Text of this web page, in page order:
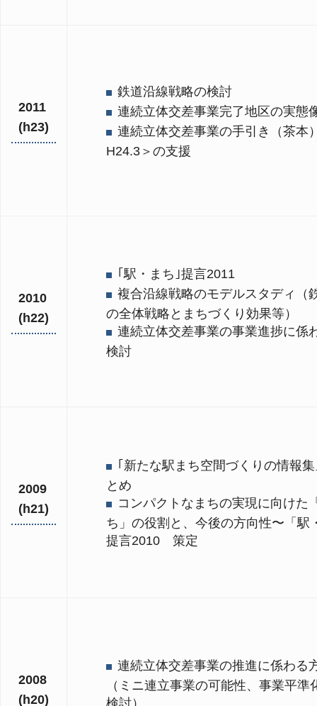
2011
(h23)
鉄道沿線戦略の検討
連続立体交差事業完了地区の実態
連続立体交差事業の手引き（茶本
H24.3＞の支援
2010
(h22)
｢駅・まち｣提言2011
複合沿線戦略のモデルスタディ（
の全体戦略とまちづくり効果等）
連続立体交差事業の事業進捗に係
検討
2009
(h21)
｢新たな駅まち空間づくりの情報
とめ
コンパクトなまちの実現に向けた
ち」の役割と、今後の方向性〜「駅
提言2010 策定
2008
(h20)
連続立体交差事業の推進に係わる
（ミニ連立事業の可能性、事業平準
検討）